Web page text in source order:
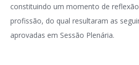
constituindo um momento de
profissão, do qual resultaram as
aprovadas em Sessão Plenária.